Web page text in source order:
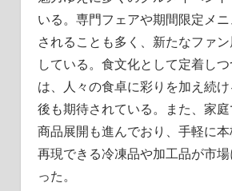
いる。専門フェアや期間限定メ
されることも多く、新たなファ
している。食文化として定着し
は、人々の食卓に彩りを加え続
後も期待されている。また、家
商品展開も進んでおり、手軽に
再現できる冷凍品や加工品が市
った。